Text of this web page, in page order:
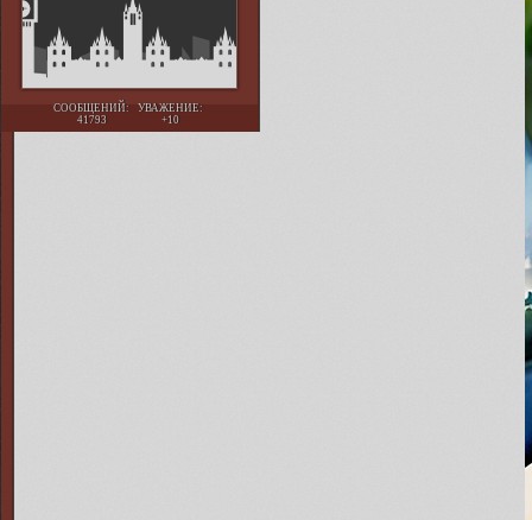
СООБЩЕНИЙ:
41793
УВАЖЕНИЕ:
+10